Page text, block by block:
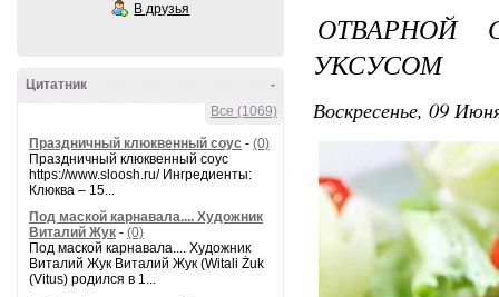
В друзья
-
Цитатник
Все (1069)
Праздничный клюквенный соус - (0)
Праздничный клюквенный соус
https://www.sloosh.ru/ Ингредиенты:
Клюква – 15...
Под маской карнавала.... Художник
Виталий Жук - (0)
Под маской карнавала.... Художник
Виталий Жук Виталий Жук (Witali Żuk
(Vitus) родился в 1...
УКСУСОМ
Воскресенье, 09